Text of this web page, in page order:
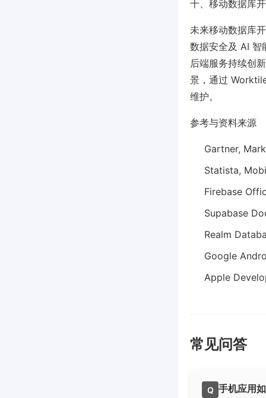
十、移动数据库
未来移动数据库
数据安全及 AI 智
后端服务持续创
景，通过
维护。
参考与资料来源
Gartner,
Statista,
Firebase
Supabase
Realm
Google
Apple
常见问答
Q 手机应用